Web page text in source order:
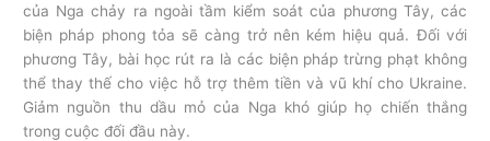
của Nga chảy ra ngoài tầm kiểm soát của phương Tây, các
biện pháp phong tỏa sẽ càng trở nên kém hiệu quả. Đối với
phương Tây, bài học rút ra là các biện pháp trừng phạt không
thể thay thế cho việc hỗ trợ thêm tiền và vũ khí cho Ukraine.
Giảm nguồn thu dầu mỏ của Nga khó giúp họ chiến thắng
trong cuộc đối đầu này.